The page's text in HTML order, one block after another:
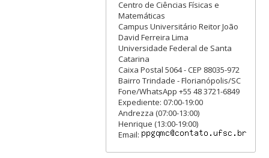
Centro de Ciências Físicas e
Matemáticas
Campus Universitário Reitor João
David Ferreira Lima
Universidade Federal de Santa
Catarina
Caixa Postal 5064 - CEP 88035-972
Bairro Trindade - Florianópolis/SC
Fone/WhatsApp +55 48 3721-6849
Expediente: 07:00-19:00
Andrezza (07:00-13:00)
Henrique (13:00-19:00)
Email: